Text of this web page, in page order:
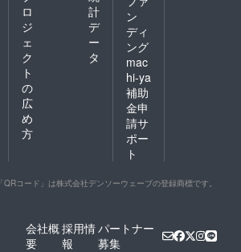
①会社・部
門の方針・
戦略を腹落
ち理解し
②そこで果
たすべき自
身の役割を
しっかり認
識し、その
評価方法を
十分認識し
行する為の
ロ
ジ
ェ
ク
ト
の
広
め
方
計
デ
ー
タ
ン
ディ
ング
mac
hi-ya
補助
金申
請サ
ポー
ト
「QRコード」は株式会社デンソーウェーブの登録商標です。
会社概
要
採用情
報
パートナー
募集